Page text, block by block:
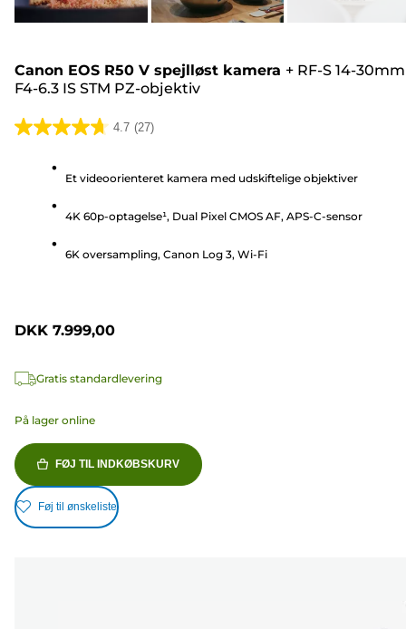
Canon EOS R50 V spejlløst kamera + RF-S 14-30mm
F4-6.3 IS STM PZ-objektiv
4.7 (27)
4.7
stjerner.
Et videoorienteret kamera med udskiftelige objektiver
4K 60p-optagelse¹, Dual Pixel CMOS AF, APS-C-sensor
6K oversampling, Canon Log 3, Wi-Fi
DKK 7.999,00
Gratis standardlevering
På lager online
FØJ TIL INDKØBSKURV
Føj til ønskeliste